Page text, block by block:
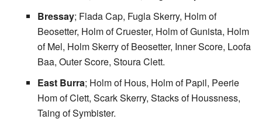
Bressay; Flada Cap, Fugla Skerry, Holm of
Beosetter, Holm of Cruester, Holm of Gunista, Holm
of Mel, Holm Skerry of Beosetter, Inner Score, Loofa
Baa, Outer Score, Stoura Clett.
East Burra; Holm of Hous, Holm of Papil, Peerie
Hom of Clett, Scark Skerry, Stacks of Houssness,
Taing of Symbister.